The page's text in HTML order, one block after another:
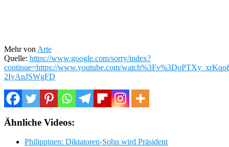
Mehr von Arte
Quelle: https://www.google.com/sorry/index?
continue=https://www.youtube.com/
2IyAnJSWgFD
Ähnliche Videos:
Philippinen: Diktatoren-Sohn wird Präsident